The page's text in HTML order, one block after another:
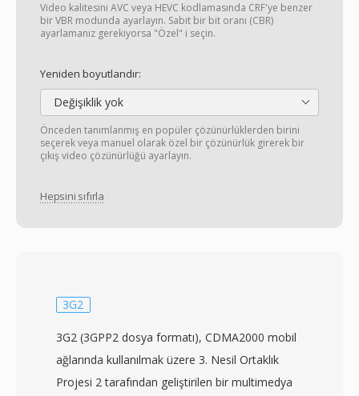
Video kalitesini AVC veya HEVC kodlamasında CRF'ye benzer
bir VBR modunda ayarlayın. Sabit bir bit oranı (CBR)
ayarlamanız gerekiyorsa "Özel" i seçin.
Yeniden boyutlandır:
Değişiklik yok
Önceden tanımlanmış en popüler çözünürlüklerden birini
seçerek veya manuel olarak özel bir çözünürlük girerek bir
çıkış video çözünürlüğü ayarlayın.
Hepsini sıfırla
3G2
3G2 (3GPP2 dosya formatı), CDMA2000 mobil
ağlarında kullanılmak üzere 3. Nesil Ortaklık
Projesi 2 tarafından geliştirilen bir multimedya